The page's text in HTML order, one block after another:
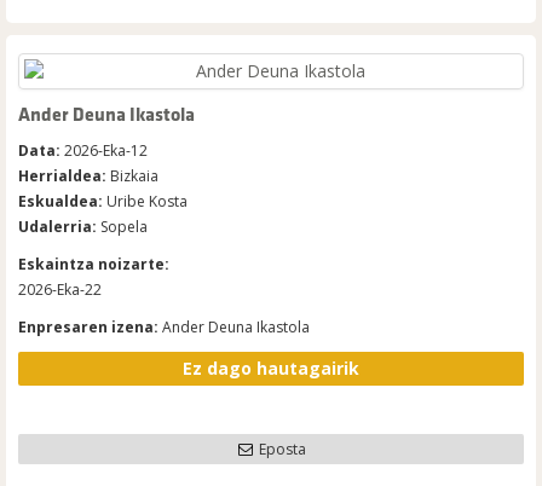
Ander Deuna Ikastola
Data: 2026-Eka-12
Herrialdea: Bizkaia
Eskualdea: Uribe Kosta
Udalerria: Sopela
Eskaintza noizarte:
2026-Eka-22
Enpresaren izena: Ander Deuna Ikastola
Ez dago hautagairik
Eposta